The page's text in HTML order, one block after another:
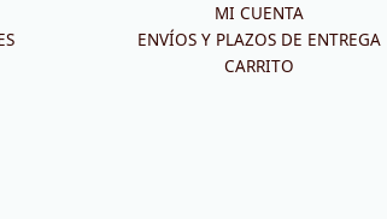
MI CUENTA
ENVÍOS Y PLAZOS DE ENTREGA
CARRITO